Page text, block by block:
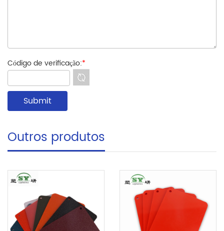
Código de verificação:*
Outros produtos